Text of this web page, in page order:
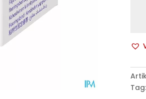
l
t
e
Tag: